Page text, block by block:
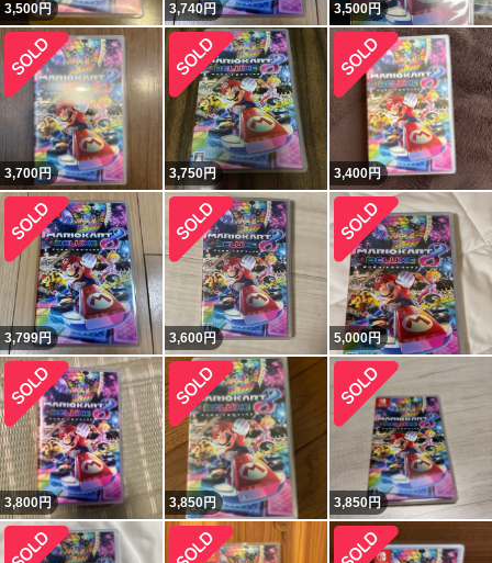
3,500円 3,740円 3,500円
3,700円 3,750円 3,400円
3,799円 3,600円 5,000円
3,800円 3,850円 3,850円